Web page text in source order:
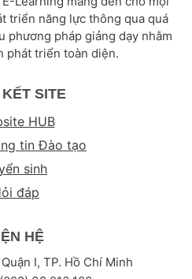
triển năng lực thông qua quá
phương pháp giảng dạy nhằm
phát triển toàn diện.
SITE
HUB
tin Đào tạo
sinh
đáp
HỆ
I, TP. Hồ Chí Minh